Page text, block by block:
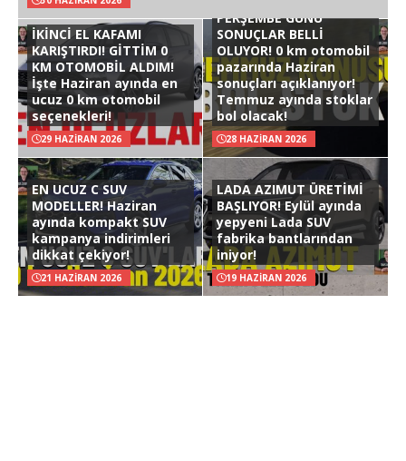
İKİNCİ EL KAFAMI
KARIŞTIRDI! GİTTİM 0
KM OTOMOBİL ALDIM!
İşte Haziran ayında en
ucuz 0 km otomobil
seçenekleri!
29 HAZIRAN 2026
PERŞEMBE GÜNÜ
SONUÇLAR BELLİ
OLUYOR! 0 km otomobil
pazarında Haziran
sonuçları açıklanıyor!
Temmuz ayında stoklar
bol olacak!
28 HAZIRAN 2026
EN UCUZ C SUV
MODELLER! Haziran
ayında kompakt SUV
kampanya indirimleri
dikkat çekiyor!
21 HAZIRAN 2026
LADA AZIMUT ÜRETİMİ
BAŞLIYOR! Eylül ayında
yepyeni Lada SUV
fabrika bantlarından
iniyor!
19 HAZIRAN 2026